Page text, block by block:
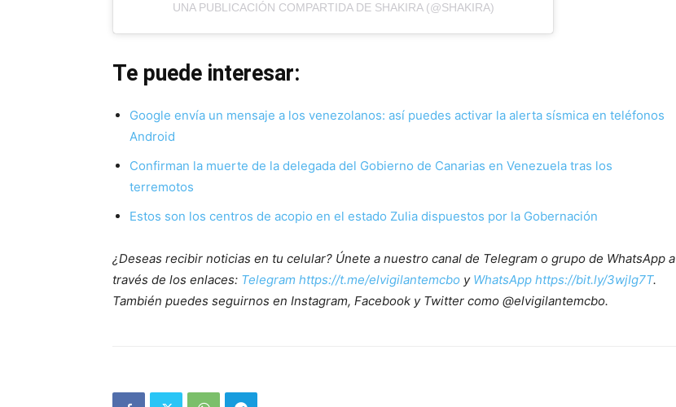
UNA PUBLICACIÓN COMPARTIDA DE SHAKIRA (@SHAKIRA)
Te puede interesar:
Google envía un mensaje a los venezolanos: así puedes activar la alerta sísmica en teléfonos
Android
Confirman la muerte de la delegada del Gobierno de Canarias en Venezuela tras los
terremotos
Estos son los centros de acopio en el estado Zulia dispuestos por la Gobernación
¿Deseas recibir noticias en tu celular? Únete a nuestro canal de Telegram o grupo de WhatsApp a
través de los enlaces: Telegram https://t.me/elvigilantemcbo y WhatsApp https://bit.ly/3wjIg7T.
También puedes seguirnos en Instagram, Facebook y Twitter como @elvigilantemcbo.